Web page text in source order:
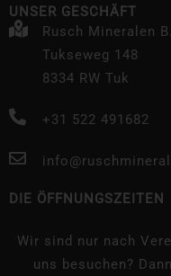
UNSER GESCHÄFT
Rusch Mineralen
Tukseweg 148
8334 RW Tuk
+31 522 491682
DIE ÖFFNUNGSZEITEN
Wir sind nur nach
uns besuchen?